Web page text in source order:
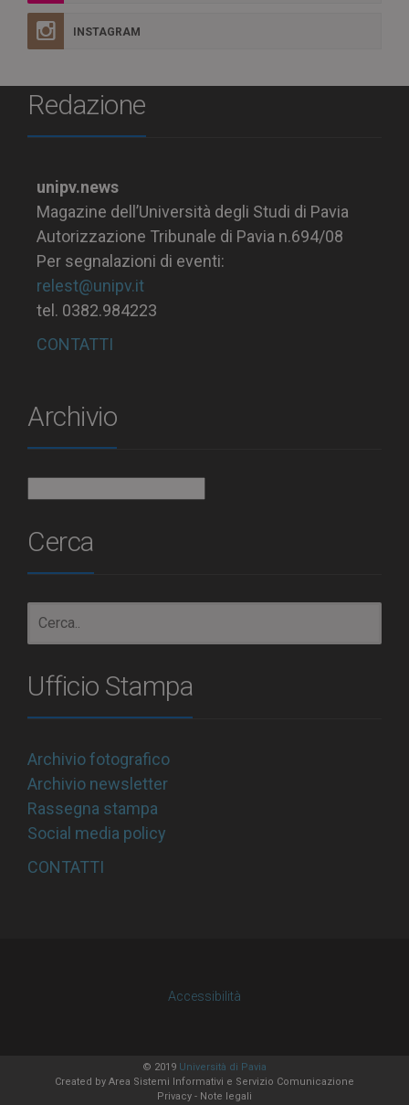
INSTAGRAM
Redazione
unipv.news
Magazine dell’Università degli Studi di Pavia
Autorizzazione Tribunale di Pavia n.694/08
Per segnalazioni di eventi:
relest@unipv.it
tel. 0382.984223
CONTATTI
Archivio
Cerca
Ufficio Stampa
Archivio fotografico
Archivio newsletter
Rassegna stampa
Social media policy
CONTATTI
Accessibilità
© 2019 Università di Pavia
Created by Area Sistemi Informativi e Servizio Comunicazione
Privacy - Note legali